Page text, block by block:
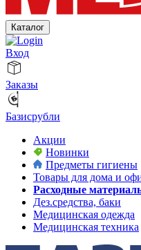
Каталог
Вход
Заказы
Базисрубли
Акции
Новинки
Предметы гигиены
Товары для дома и
Расходные
Дез.средства, баки
Медицинская одежда
Медицинская техника